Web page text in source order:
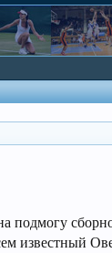
подмогу
известный